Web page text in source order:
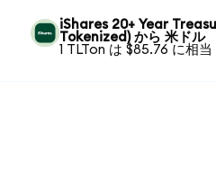
iShares 20+ Year
Tokenized) から 米ドル
1 TLTon は $85.76 に相当